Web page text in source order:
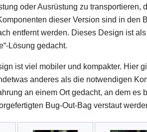
oder Ausrüstung zu transportieren,
dieser Version sind in den
entfernt werden. Dieses Design ist
Lösung gedacht.
ist viel mobiler und kompakter. Hier
anderes als die notwendigen
an einem Ort gedacht, an dem es
Bug-Out-Bag verstaut